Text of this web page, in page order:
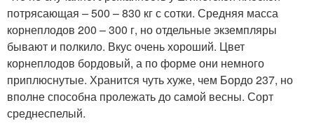
потрясающая – 500 – 830 кг с сотки. Средняя масса
корнеплодов 200 – 300 г, но отдельные экземпляры
бывают и полкило. Вкус очень хороший. Цвет
корнеплодов бордовый, а по форме они немного
приплюснутые. Хранится чуть хуже, чем Бордо 237, но
вполне способна пролежать до самой весны. Сорт
среднеспелый.